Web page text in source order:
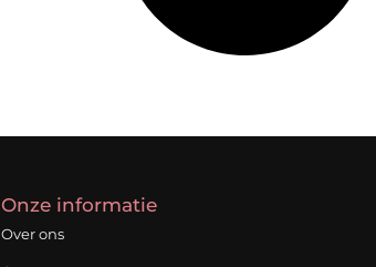
Onze informatie
Over ons